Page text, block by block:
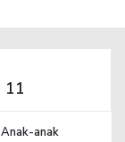
Anak-anak